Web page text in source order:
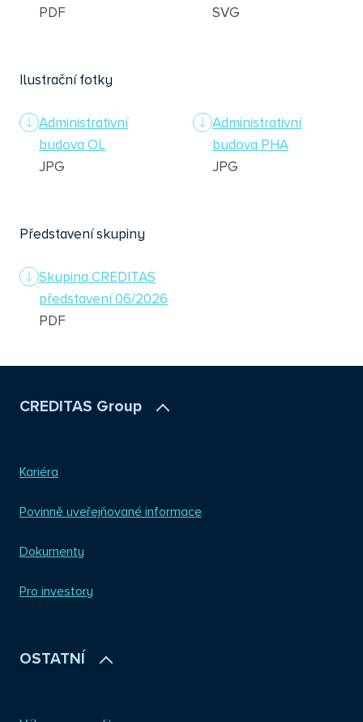
PDF
SVG
Ilustrační fotky
Administrativní
budova OL
JPG
Představení skupiny
Skupina CREDITAS
představení 06/2026
PDF
Administrativní
budova PHA
JPG
CREDITAS Group
Kariéra
Povinně uveřejňované informace
Dokumenty
Pro investory
OSTATNÍ